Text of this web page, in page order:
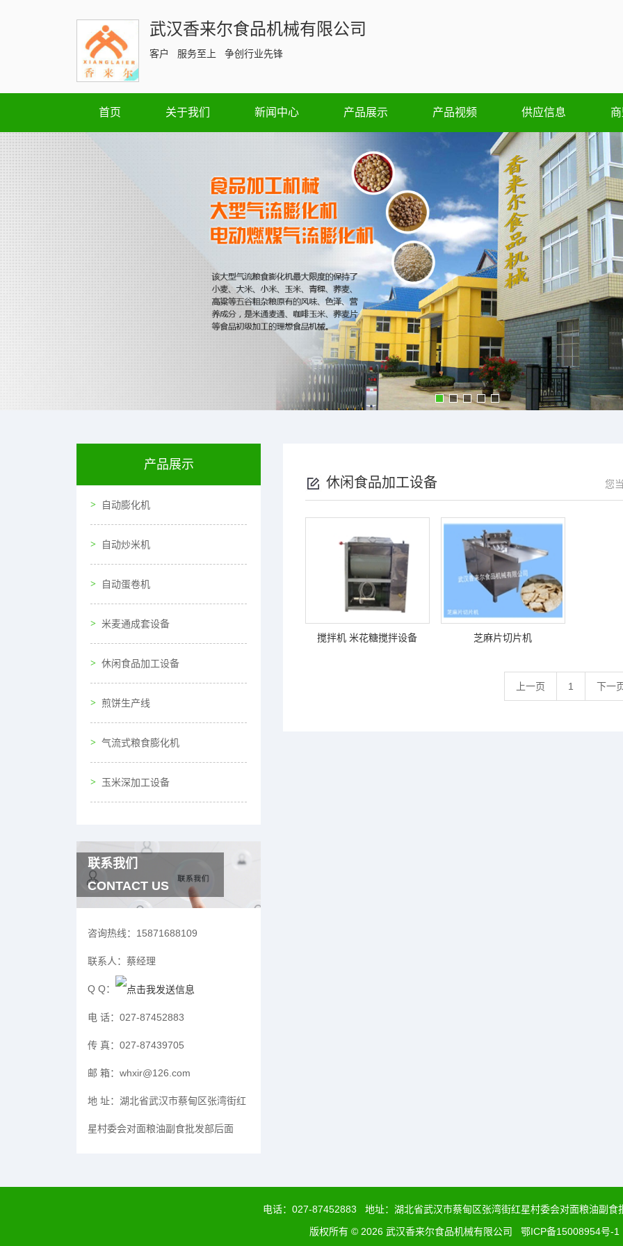
武汉香来尔食品机械有限公司
客户 服务至上 争创行业先锋
首页 关于我们 新闻中心 产品展示 产品视频 供应信息
产品展示
自动膨化机
自动炒米机
自动蛋卷机
米麦通成套设备
休闲食品加工设备
煎饼生产线
气流式粮食膨化机
玉米深加工设备
联系我们
CONTACT US
咨询热线： 15871688109
联系人： 蔡经理
Q Q：
电 话： 027-87452883
传 真： 027-87439705
邮 箱： whxir@126.com
地 址： 湖北省武汉市蔡甸区张湾街红
星村委会对面粮油副食批发部后面
休闲食品加工设备 您
搅拌机 米花糖搅拌设备 芝麻片切片机
上一页 1 下一
电话： 027-87452883
地址：湖北省武汉市蔡甸区张湾街红星村委会对面粮油副食
版权所有 © 2026 武汉香来尔食品机械有限公司
鄂ICP备15008954号-1